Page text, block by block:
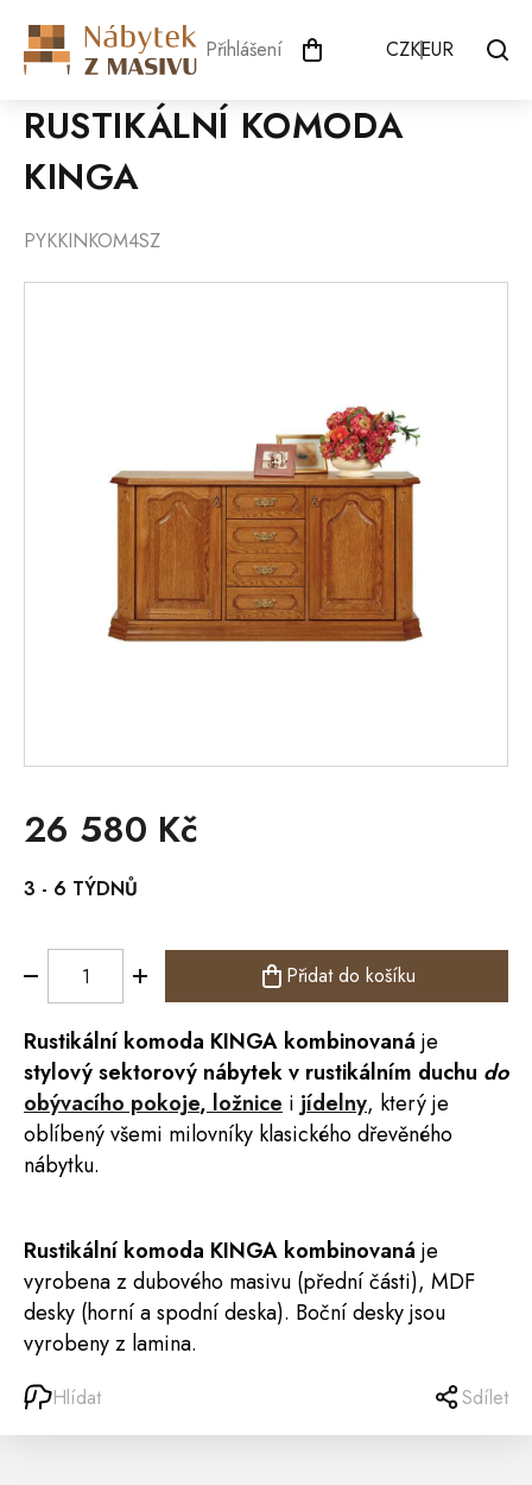
obsah
Přihlášení CZKEUR
RUSTIKÁLNÍ KOMODA
KINGA
PYKKINKOM4SZ
26 580 Kč
cena:
3 - 6 TÝDNŮ
Přidat do košíku
Rustikální komoda KINGA kombinovaná je
stylový sektorový nábytek v rustikálním duchu do
obývacího pokoje, ložnice i jídelny, který je
oblíbený všemi milovníky klasického dřevěného
nábytku.
Rustikální komoda KINGA kombinovaná je
vyrobena z dubového masivu (přední části), MDF
desky (horní a spodní deska). Boční desky jsou
vyrobeny z lamina.
Hlídat Sdílet